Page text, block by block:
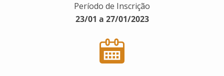
Período de Inscrição
23/01 a 27/01/2023